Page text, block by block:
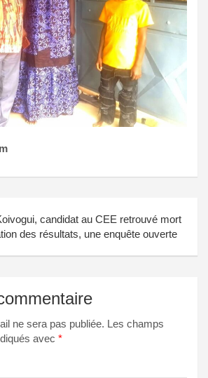
candidat au CEE retrouvé mort
des résultats, une enquête ouverte
ne sera pas publiée. Les champs
avec *